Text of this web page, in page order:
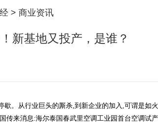
> 商业资讯
新基地又投产，是谁？
歇。从行业巨头的厮杀,到新企业的加入,可谓是如
传来消息:海尔泰国春武里空调工业园首台空调试